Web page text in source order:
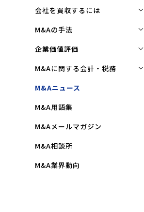
会社を売却(譲渡)するには
M&Aで売れる会社の条件とは
M&Aで買い手はここを見る
会社を買収するには
会社を買収するには
企業買収を成功させるポイント
買収監査(デューディリジェン
ス)とは
クロージングと引継ぎ
企業買収の流れと手順
M&Aの手法
株式譲渡
第三者割当増資
資本業務提携
企業価値評価
企業価値評価(バリュエーショ
企業評価と売買価格の違い
中小企業M&Aにおける企業価値
ン)の算定方法
純資産法(コストアプローチ)
M&Aに関する会計・税務
株式譲渡にかかる税金(個人・
事業譲渡にかかる税金(個人・
法人)
M&Aにおける節税(役職退職金
スキーム)
赤字・債務超過会社の買収制限
M&Aニュース
M&A用語集
M&Aメールマガジン
M&A相談所
M&A業界動向